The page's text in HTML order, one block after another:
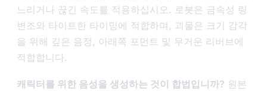
느리거나 끊긴 속도를 적용하십시오. 로봇은 금속성 링
변조와 타이트한 타이밍에 적합하며, 괴물은 크기 감각
을 위해 깊은 음정, 아래쪽 포먼트 및 무거운 리버브에
적합합니다.
캐릭터를 위한 음성을 생성하는 것이 합법입니까? 원본